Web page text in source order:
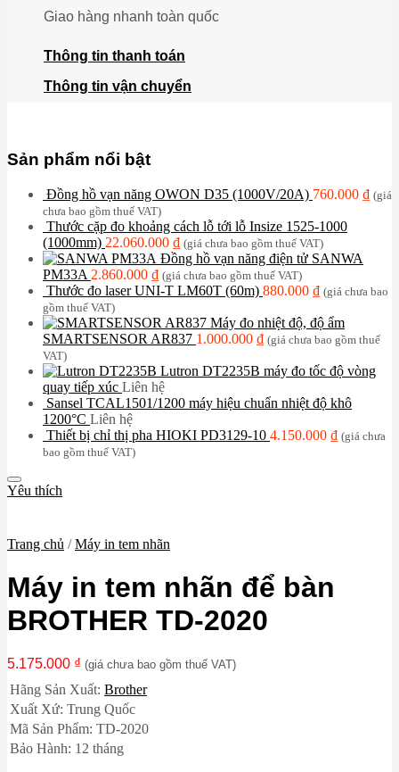
Giao hàng nhanh toàn quốc
Thông tin thanh toán
Thông tin vận chuyển
Sản phẩm nổi bật
Đồng hồ vạn năng OWON D35 (1000V/20A) 760.000 ₫ (giá
chưa bao gồm thuế VAT)
Thước cặp đo khoảng cách lỗ tới lỗ Insize 1525-1000
(1000mm) 22.060.000 ₫ (giá chưa bao gồm thuế VAT)
Đồng hồ vạn năng điện tử SANWA
PM33A 2.860.000 ₫ (giá chưa bao gồm thuế VAT)
Thước đo laser UNI-T LM60T (60m) 880.000 ₫ (giá chưa bao
gồm thuế VAT)
Máy đo nhiệt độ, độ ẩm
SMARTSENSOR AR837 1.000.000 ₫ (giá chưa bao gồm thuế
VAT)
Lutron DT2235B máy đo tốc độ vòng
quay tiếp xúc Liên hệ
Sansel TCAL1501/1200 máy hiệu chuẩn nhiệt độ khô
1200°C Liên hệ
Thiết bị chỉ thị pha HIOKI PD3129-10 4.150.000 ₫ (giá chưa
bao gồm thuế VAT)
Yêu thích
Trang chủ / Máy in tem nhãn
Máy in tem nhãn để bàn
BROTHER TD-2020
5.175.000 ₫ (giá chưa bao gồm thuế VAT)
Hãng Sản Xuất: Brother
Xuất Xứ: Trung Quốc
Mã Sản Phẩm: TD-2020
Bảo Hành: 12 tháng